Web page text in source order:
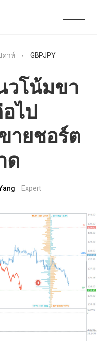
ดาห์ GBPJPY
วโน้มขา
ไป
ายชอร์ต
ด
Expert